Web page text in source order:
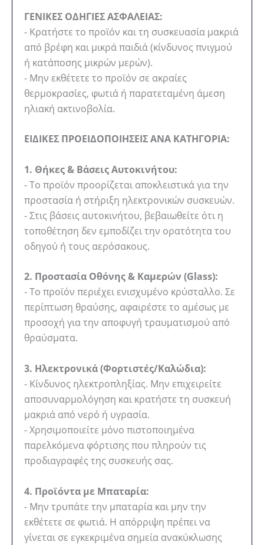
ΓΕΝΙΚΕΣ ΟΔΗΓΙΕΣ ΑΣΦΑΛΕΙΑΣ:
- Κρατήστε το προϊόν και τη συσκευασία μακριά
από βρέφη και μικρά παιδιά (κίνδυνος πνιγμού
ή κατάποσης μικρών μερών).
- Μην εκθέτετε το προϊόν σε ακραίες
θερμοκρασίες, φωτιά ή παρατεταμένη άμεση
ηλιακή ακτινοβολία.
ΕΙΔΙΚΕΣ ΠΡΟΕΙΔΟΠΟΙΗΣΕΙΣ ΑΝΑ ΚΑΤΗΓΟΡΙΑ:
1. Θήκες & Βάσεις Αυτοκινήτου:
- Το προϊόν προορίζεται αποκλειστικά για την
προστασία ή στήριξη ηλεκτρονικών συσκευών.
- Στις βάσεις αυτοκινήτου, βεβαιωθείτε ότι η
τοποθέτηση δεν εμποδίζει την ορατότητα του
οδηγού ή τους αερόσακους.
2. Προστασία Οθόνης & Καμερών (Glass):
- Το προϊόν περιέχει ενισχυμένο κρύσταλλο. Σε
περίπτωση θραύσης, αφαιρέστε το αμέσως με
προσοχή για την αποφυγή τραυματισμού από
θραύσματα.
3. Ηλεκτρονικά (Φορτιστές/Καλώδια):
- Κίνδυνος ηλεκτροπληξίας. Μην επιχειρείτε
αποσυναρμολόγηση και κρατήστε τη συσκευή
μακριά από νερό ή υγρασία.
- Χρησιμοποιείτε μόνο πιστοποιημένα
παρελκόμενα φόρτισης που πληρούν τις
προδιαγραφές της συσκευής σας.
4. Προϊόντα με Μπαταρία:
- Μην τρυπάτε την μπαταρία και μην την
εκθέτετε σε φωτιά. Η απόρριψη πρέπει να
γίνεται σε εγκεκριμένα σημεία ανακύκλωσης